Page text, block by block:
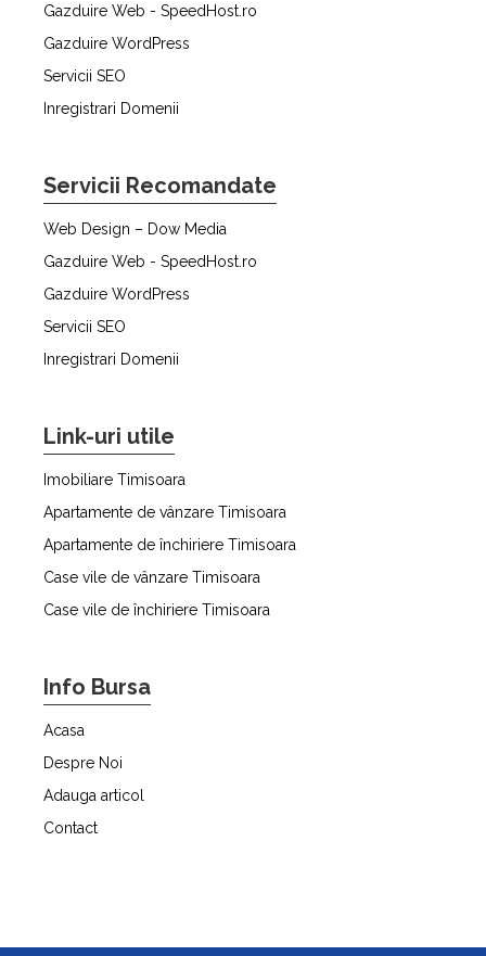
Gazduire Web - SpeedHost.ro
Gazduire WordPress
Servicii SEO
Inregistrari Domenii
Servicii Recomandate
Web Design – Dow Media
Gazduire Web - SpeedHost.ro
Gazduire WordPress
Servicii SEO
Inregistrari Domenii
Link-uri utile
Imobiliare Timisoara
Apartamente de vânzare Timisoara
Apartamente de închiriere Timisoara
Case vile de vânzare Timisoara
Case vile de închiriere Timisoara
Info Bursa
Acasa
Despre Noi
Adauga articol
Contact